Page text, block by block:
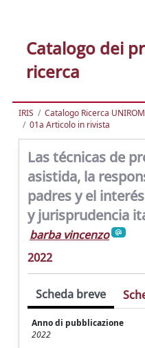
Catalogo dei
ricerca
IRIS Catalogo Ricerca
01a Articolo in rivista
Las técnicas de
asistida, la
padres y el
y jurisprudencia
barba vincenzo
2022
Scheda breve
Anno di pubblicazione
2022